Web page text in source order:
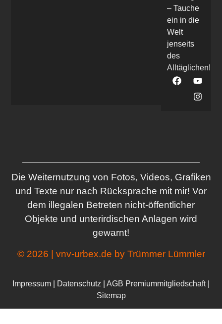
– Tauche
ein in die
Welt
jenseits
des
Alltäglichen!
Die Weiternutzung von Fotos, Videos, Grafiken
und Texte nur nach Rücksprache mit mir! Vor
dem illegalen Betreten nicht-öffentlicher
Objekte und unterirdischen Anlagen wird
gewarnt!
© 2026 | vnv-urbex.de by Trümmer Lümmler
Impressum Datenschutz AGB Premiummitgliedschaft|
Sitemap